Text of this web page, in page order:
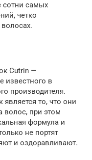
сотни самых
четко
Cutrin —
известного в
производителя.
является то, что они
волос, при этом
формула и
не портят
и оздоравливают.